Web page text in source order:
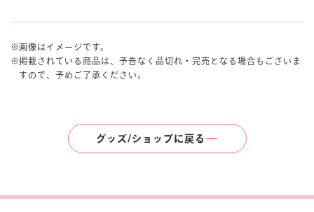
画像はイメージです。
掲載されている商品は、予告なく品切れ・完売となる場合もございま
すので、予めご了承ください。
グッズ/ショップに戻る